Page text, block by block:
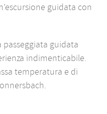
guidata con
guidata
indimenticabile.
temperatura e di